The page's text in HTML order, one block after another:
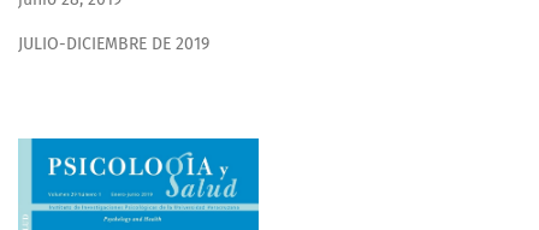
JULIO-DICIEMBRE DE 2019